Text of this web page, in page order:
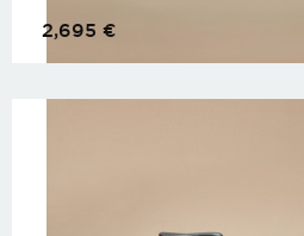
2,695 €